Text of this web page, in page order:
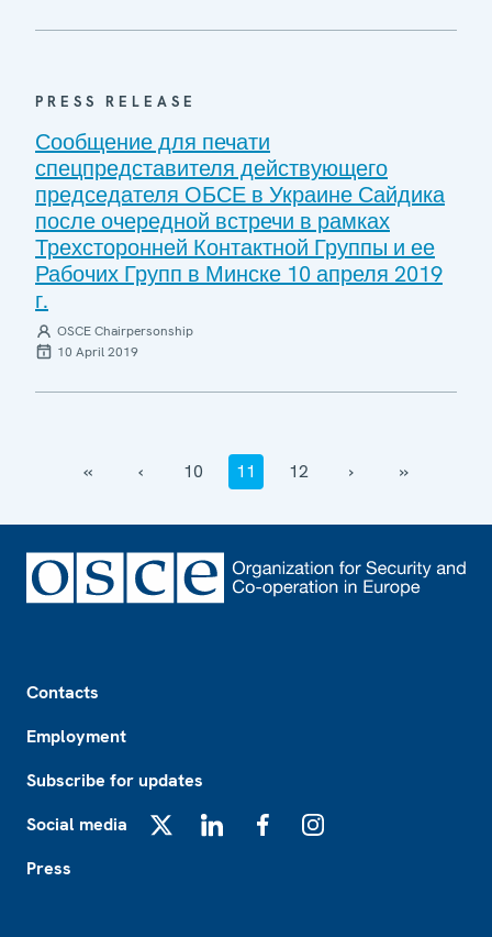
PRESS RELEASE
Сообщение для печати
спецпредставителя действующего
председателя ОБСЕ в Украине Сайдика
после очередной встречи в рамках
Трехсторонней Контактной Группы и ее
Рабочих Групп в Минске 10 апреля 2019
г.
OSCE Chairpersonship
10 April 2019
‹‹ ‹ 10 11 12 › ››
Contacts
Employment
Subscribe for updates
Social media
Press